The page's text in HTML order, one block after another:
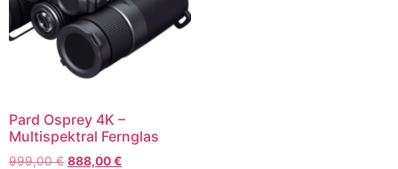
Pard Osprey 4K –
Multispektral Fernglas
999,00€ 888,00€